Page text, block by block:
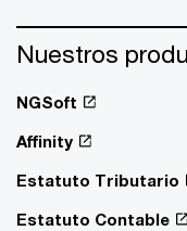
Nuestros
NGSoft
Affinity
Estatuto Tributario
Estatuto Contable